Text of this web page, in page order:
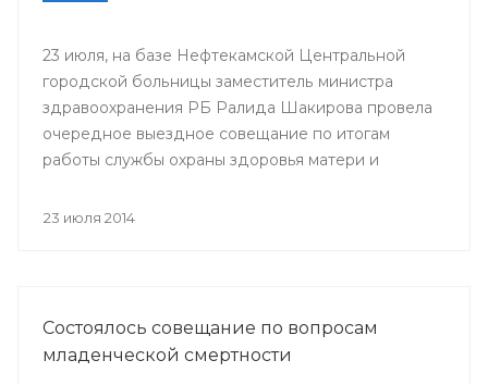
23 июля, на базе Нефтекамской Центральной
городской больницы заместитель министра
здравоохранения РБ Ралида Шакирова провела
очередное выездное совещание по итогам
работы службы охраны здоровья матери и
организациями, курируемыми отделом
23 июля 2014
Состоялось совещание по вопросам
младенческой смертности